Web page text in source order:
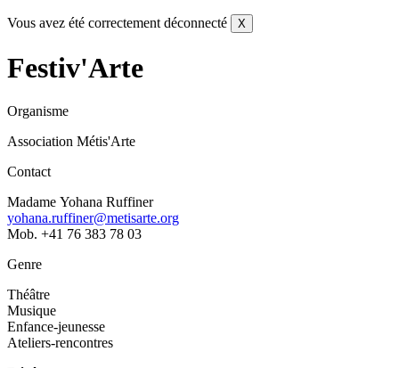
Vous avez été correctement déconnecté X
Festiv'Arte
Organisme
Association Métis'Arte
Contact
Madame Yohana Ruffiner
yohana.ruffiner@metisarte.org
Mob. +41 76 383 78 03
Genre
Théâtre
Musique
Enfance-jeunesse
Ateliers-rencontres